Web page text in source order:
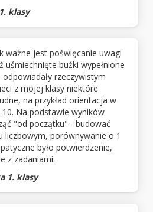
klasy
ważne jest poświęcanie uwagi
uśmiechnięte buźki wypełnione
rzeczywistym
z mojej klasy niektóre
na przykład orientacja w
Na podstawie wyników
"od początku" - budować
liczbowym, porównywanie o 1
było potwierdzenie,
z zadaniami.
1. klasy